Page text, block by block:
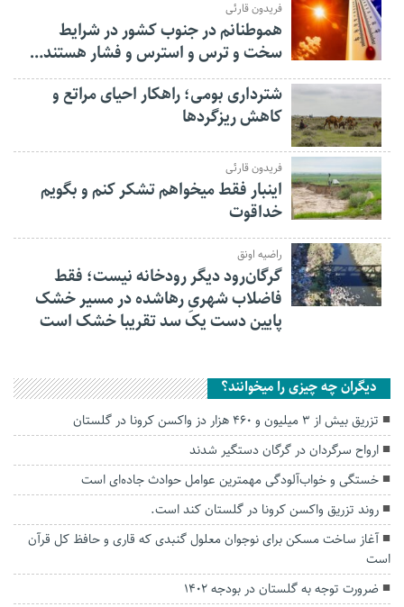
فریدون قارئی
هموطنانم در جنوب کشور در شرایط
سخت و ترس و استرس و فشار هستند…
شترداری بومی؛ راهکار احیای مراتع و
کاهش ریزگردها
فریدون قارئی
اینبار فقط میخواهم تشکر کنم و بگویم
خداقوت
راضیه اونق
گرگان‌رود دیگر رودخانه نیست؛ فقط
فاضلاب شهریِ رهاشده در مسیر خشک
پایین دست یک سد تقریبا خشک است
دیگران چه چیزی را میخوانند؟
تزریق بیش از ۳ میلیون و ۴۶۰ هزار دز واکسن کرونا در گلستان
ارواح سرگردان در گرگان دستگیر شدند
خستگی و خواب‌آلودگی مهمترین عوامل حوادث جاده‌ای است
روند تزریق واکسن کرونا در گلستان کند است.
آغاز ساخت مسکن برای نوجوان معلول گنبدی که قاری و حافظ کل قرآن
است
ضرورت توجه به گلستان در بودجه ۱۴۰۲